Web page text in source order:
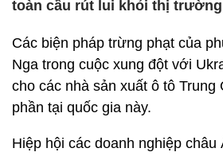
toàn cầu rút lui khỏi thị trường
Các biện pháp trừng phạt của
Nga trong cuộc xung đột với
cho các nhà sản xuất ô tô Trung
phần tại quốc gia này.
Hiệp hội các doanh nghiệp châu